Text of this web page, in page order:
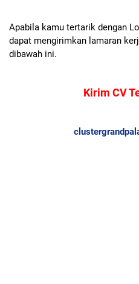
Apabila kamu tertarik dengan
dapat mengirimkan lamaran
dibawah ini.
Kirim CV